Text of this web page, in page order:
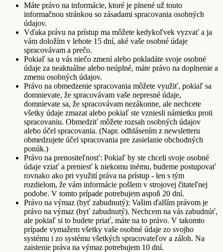
Máte právo na informácie, ktoré je plnené už touto
informačnou stránkou so zásadami spracovania osobných
údajov.
Vďaka právu na prístup ma môžete kedykoľvek vyzvať a ja
vám doložím v lehote 15 dní, aké vaše osobné údaje
spracovávam a prečo.
Pokiaľ sa u vás niečo zmení alebo pokladáte svoje osobné
údaje za neaktuálne alebo neúplné, máte právo na doplnenie a
zmenu osobných údajov.
Právo na obmedzenie spracovania môžete využiť, pokiaľ sa
domnievate, že spracovávam vaše nepresné údaje,
domnievate sa, že spracovávam nezákonne, ale nechcete
všetky údaje zmazat alebo pokiaľ ste vzniesli námietku proti
spracovaniu. Obmedziť môžete rozsah osobných údajov
alebo účel spracovania. (Napr. odhlásením z newsletteru
obmedzujete účel spracovania pre zasielanie obchodných
ponúk.)
Právo na prenositeľnosť: Pokiaľ by ste chceli svoje osobné
údaje vziať a preniesť k niekomu inému, budeme postupovať
rovnako ako pri využití práva na prístup - len s tým
rozdielom, že vám informácie pošlem v strojovej čitateľnej
podobe. V tomto prípade potrebujem aspoň 20 dní.
Právo na výmaz (byť zabudnutý): Vašim ďalším právom je
právo na výmaz (byť zabudnutý). Nechcem na vás zabudnúť,
ale pokiaľ si to budete priať, máte na to právo. V takomto
prípade vymažem všetky vaše osobné údaje zo svojho
systému i zo systému všetkých spracovateľov a záloh. Na
zaistenie práva na výmaz potrebujem 10 dní.